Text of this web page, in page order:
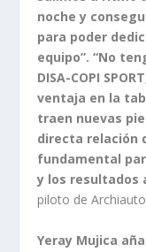
noche y
para poder
equipo”. “No
DISA-COPI
ventaja en la
traen nuevas
directa relación
fundamental
y los resultados
piloto de
Yeray Mujica